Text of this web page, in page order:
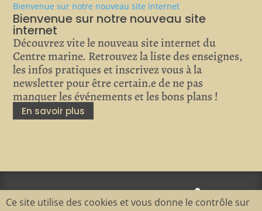
Bienvenue sur notre nouveau site internet
Bienvenue sur notre nouveau site
internet
Découvrez vite le nouveau site internet du
Centre marine. Retrouvez la liste des enseignes,
les infos pratiques et inscrivez vous à la
newsletter pour être certain.e de ne pas
manquer les événements et les bons plans !
En savoir plus
Ce site utilise des cookies et vous donne le contrôle sur